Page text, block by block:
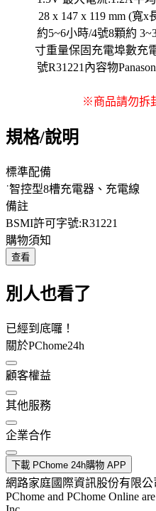
※商品請勿拆
規格/說明
標準配備
˙智控型8槽充電器、充電線
備註
BSMI許可字號:R31221
購物須知
查看
別人也看了
已經到底囉！
關於PChome24h
顧客權益
其他服務
企業合作
下載 PChome 24h購物 APP
網路家庭國際資訊股份有限
PChome and PChome Online